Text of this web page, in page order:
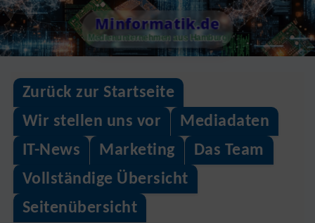
Skip
to
content
Minformatik.de
Medienunternehmen aus Hamburg
Zurück zur Startseite
Wir stellen uns vor
Mediadaten
IT-News
Marketing
Das Team
Vollständige Übersicht
Seitenübersicht